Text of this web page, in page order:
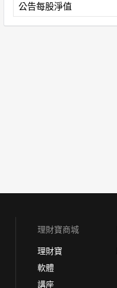
公告每股淨值
理財寶商城
理財寶
軟體
講座